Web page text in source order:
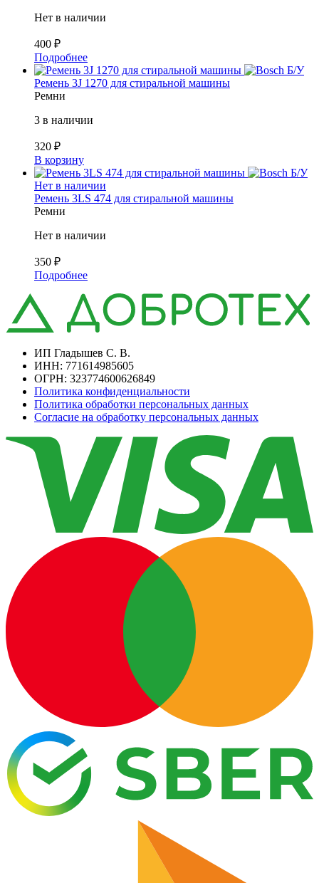
Нет в наличии
400 ₽
Подробнее
Б/У
Ремень 3J 1270 для стиральной машины
Ремни
3 в наличии
320 ₽
В корзину
Б/У
Нет в наличии
Ремень 3LS 474 для стиральной машины
Ремни
Нет в наличии
350 ₽
Подробнее
ИП Гладышев С. В.
ИНН: 771614985605
ОГРН: 323774600626849
Политика конфиденциальности
Политика обработки персональных данных
Согласие на обработку персональных данных